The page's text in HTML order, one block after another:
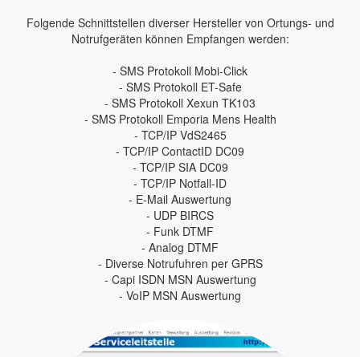
Folgende Schnittstellen diverser Hersteller von Ortungs- und
Notrufgeräten können Empfangen werden:
- SMS Protokoll Mobi-Click
- SMS Protokoll ET-Safe
- SMS Protokoll Xexun TK103
- SMS Protokoll Emporia Mens Health
- TCP/IP VdS2465
- TCP/IP ContactID DC09
- TCP/IP SIA DC09
- TCP/IP Notfall-ID
- E-Mail Auswertung
- UDP BIRCS
- Funk DTMF
- Analog DTMF
- Diverse Notrufuhren per GPRS
- Capi ISDN MSN Auswertung
- VoIP MSN Auswertung